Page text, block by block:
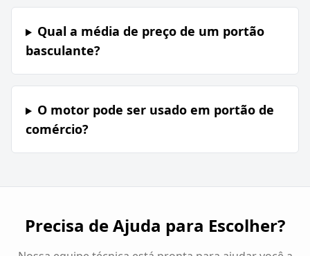
Qual a média de preço de um portão
basculante?
O motor pode ser usado em portão de
comércio?
Precisa de Ajuda para Escolher?